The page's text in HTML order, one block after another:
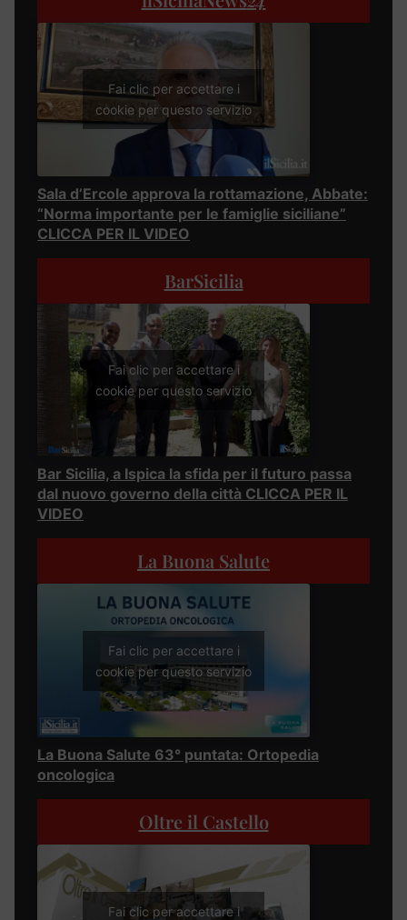
Fai clic per accettare i
cookie per questo servizio
Sala d’Ercole approva la rottamazione, Abbate:
“Norma importante per le famiglie siciliane”
CLICCA PER IL VIDEO
BarSicilia
Fai clic per accettare i
cookie per questo servizio
Bar Sicilia, a Ispica la sfida per il futuro passa
dal nuovo governo della città CLICCA PER IL
VIDEO
La Buona Salute
Fai clic per accettare i
cookie per questo servizio
La Buona Salute 63° puntata: Ortopedia
oncologica
Oltre il Castello
Fai clic per accettare i